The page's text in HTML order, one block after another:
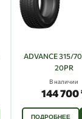
ADVANCE 315/
20PR
В наличии
144 700
ПОДРОБНЕЕ